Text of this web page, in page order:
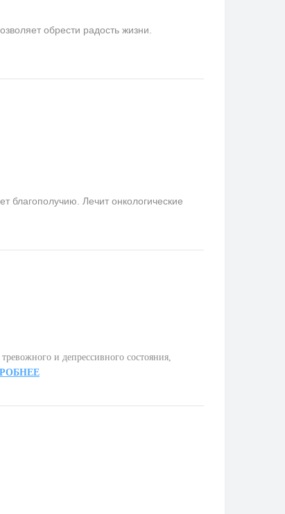
обрести радость жизни.
благополучию. Лечит онкологические
и депрессивного состояния,